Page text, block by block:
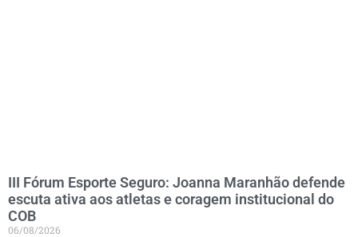
III Fórum Esporte Seguro: Joanna Maranhão defende
escuta ativa aos atletas e coragem institucional do
COB
06/08/2026